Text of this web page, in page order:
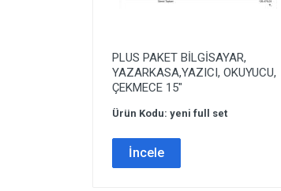
PLUS PAKET BİLGİSAYAR,
YAZARKASA,YAZICI, OKUYUCU,
ÇEKMECE 15″
Ürün Kodu: yeni full set
İncele